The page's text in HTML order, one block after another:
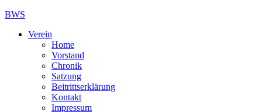
BWS
Verein
Home
Vorstand
Chronik
Satzung
Beitrittserklärung
Kontakt
Impressum